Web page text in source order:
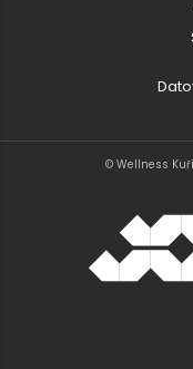
© Wellness